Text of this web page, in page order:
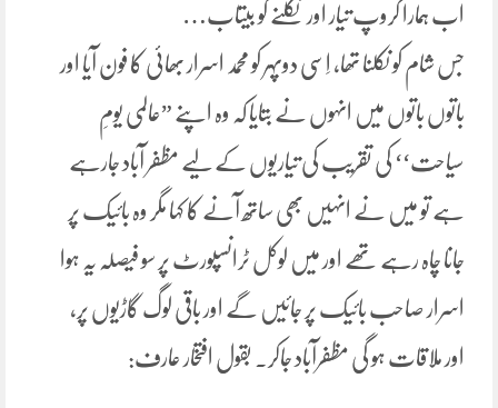
اب ہمارا گروپ تیار اور نکلنے کو بیتاب…
جس شام کو نکلنا تھا، اِسی دوپہر کو محمد اسرار بھائی کا فون آیا اور
باتوں باتوں میں انہوں نے بتایا کہ وہ اپنے ”عالمی یومِ
سیاحت‘‘ کی تقریب کی تیاریوں کے لیے مظفر آباد جارہے
ہے تو میں نے انہیں بھی ساتھ آنے کا کہا مگر وہ بائیک پر
جانا چاہ رہے تھے اور میں لوکل ٹرانسپورٹ پر سو فیصلہ یہ ہوا
اسرار صاحب بائیک پر جائیں گے اور باقی لوگ گاڑیوں پر،
اور ملاقات ہو گی مظفرآباد جاکر. بقول افتخار عارف: